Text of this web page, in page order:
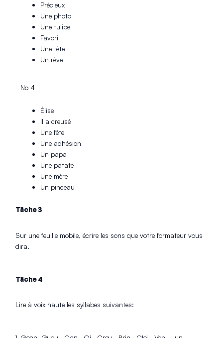
Précieux
Une photo
Une tulipe
Favori
Une tête
Un rêve
No 4
Élise
Il a creusé
Une fête
Une adhésion
Un papa
Une patate
Une mère
Un pinceau
Tâche 3
Sur une feuille mobile, écrire les sons que votre formateur vous
dira.
Tâche 4
Lire à voix haute les syllabes suivantes: